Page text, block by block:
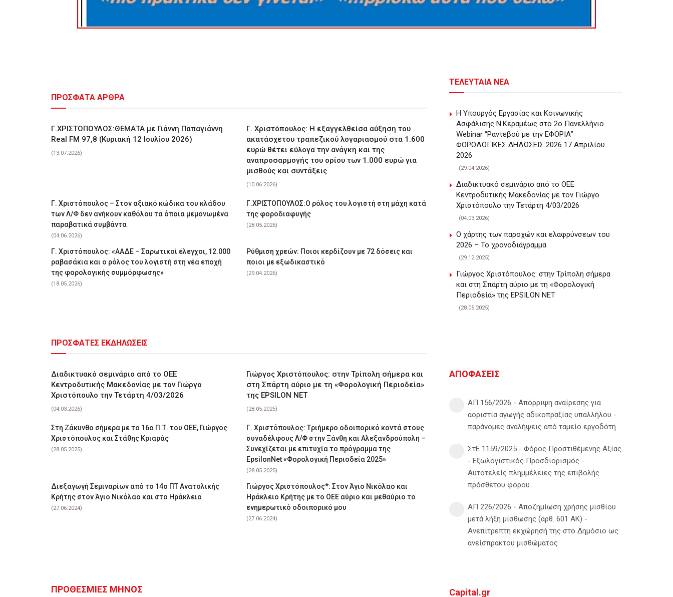
ΠΡΟΣΦΑΤΑ ΑΡΘΡΑ
Γ.ΧΡΙΣΤΟΠΟΥΛΟΣ:ΘΕΜΑΤΑ με Γιάννη Παπαγιάννη
Real FM 97,8 (Κυριακή 12 Ιουλίου 2026)
(13.07.2026)
Γ. Χριστόπουλος: Η εξαγγελθείσα αύξηση του
ακατάσχετου τραπεζικού λογαριασμού στα 1.600
ευρώ θέτει εύλογα την ανάγκη και της
αναπροσαρμογής του ορίου των 1.000 ευρώ για
μισθούς και συντάξεις
(10.06.2026)
Γ. Χριστόπουλος – Στον αξιακό κώδικα του κλάδου
των Λ/Φ δεν ανήκουν καθόλου τα όποια μεμονωμένα
παραβατικά συμβάντα
(04.06.2026)
Γ.ΧΡΙΣΤΟΠΟΥΛΟΣ:Ο ρόλος του λογιστή στη μάχη κατά
της φοροδιαφυγής
(28.05.2026)
Γ. Χριστόπουλος: «ΑΑΔΕ – Σαρωτικοί έλεγχοι, 12.000
ραβασάκια και ο ρόλος του λογιστή στη νέα εποχή
της φορολογικής συμμόρφωσης»
(18.05.2026)
Ρύθμιση χρεών: Ποιοι κερδίζουν με 72 δόσεις και
ποιοι με εξωδικαστικό
(29.04.2026)
ΠΡΟΣΦΑΤΕΣ ΕΚΔΗΛΩΣΕΙΣ
Διαδικτυακό σεμινάριο από το ΟΕΕ
Κεντροδυτικής Μακεδονίας με τον Γιώργο
Χριστόπουλο την Τετάρτη 4/03/2026
(04.03.2026)
Γιώργος Χριστόπουλος: στην Τρίπολη σήμερα και
στη Σπάρτη αύριο με τη «Φορολογική Περιοδεία»
της EPSILON NET
(28.05.2025)
Στη Ζάκυνθο σήμερα με το 16ο Π.Τ. του ΟΕΕ, Γιώργος
Χριστόπουλος και Στάθης Κριαράς
(28.05.2025)
Γ. Χριστόπουλος: Tριήμερο οδοιπορικό κοντά στους
συναδέλφους Λ/Φ στην Ξάνθη και Αλεξανδρούπολη –
Συνεχίζεται με επιτυχία το πρόγραμμα της
EpsilonNet «Φορολογική Περιοδεία 2025»
(28.05.2025)
Διεξαγωγή Σεμιναρίων από το 14ο ΠΤ Ανατολικής
Κρήτης στον Άγιο Νικόλαο και στο Ηράκλειο
(27.06.2024)
Γιώργος Χριστόπουλος*: Στον Άγιο Νικόλαο και
Ηράκλειο Κρήτης με το ΟΕΕ αύριο και μεθαύριο το
ενημερωτικό οδοιπορικό μου
(27.06.2024)
ΠΡΟΘΕΣΜΙΕΣ ΜΗΝΟΣ
ΤΕΛΕΥΤΑΙΑ ΝΕΑ
Η Υπουργός Εργασίας και Κοινωνικής
Ασφάλισης Ν.Κεραμέως στο 2o Πανελλήνιο
Webinar “Ραντεβού με την ΕΦΟΡΙΑ”
ΦΟΡΟΛΟΓΙΚΕΣ ΔΗΛΩΣΕΙΣ 2026 17 Απριλίου
2026
(29.04.2026)
Διαδικτυακό σεμινάριο από το ΟΕΕ
Κεντροδυτικής Μακεδονίας με τον Γιώργο
Χριστόπουλο την Τετάρτη 4/03/2026
(04.03.2026)
Ο χάρτης των παροχών και ελαφρύνσεων του
2026 – Το χρονοδιάγραμμα
(29.12.2025)
Γιώργος Χριστόπουλος: στην Τρίπολη σήμερα
και στη Σπάρτη αύριο με τη «Φορολογική
Περιοδεία» της EPSILON NET
(28.05.2025)
ΑΠΟΦΑΣΕΙΣ
ΑΠ 156/2026 - Απόρριψη αναίρεσης για
αοριστία αγωγής αδικοπραξίας υπαλλήλου -
παράνομες αναλήψεις από ταμείο εργοδότη
ΣτΕ 1159/2025 - Φόρος Προστιθέμενης Αξίας
- Εξωλογιστικός Προσδιορισμός -
Αυτοτελείς πλημμέλειες της επιβολής
πρόσθετου φόρου
ΑΠ 226/2026 - Αποζημίωση χρήσης μισθίου
μετά λήξη μίσθωσης (άρθ. 601 ΑΚ) -
Ανεπίτρεπτη εκχώρησή της στο Δημόσιο ως
ανείσπρακτου μισθώματος
Capital.gr